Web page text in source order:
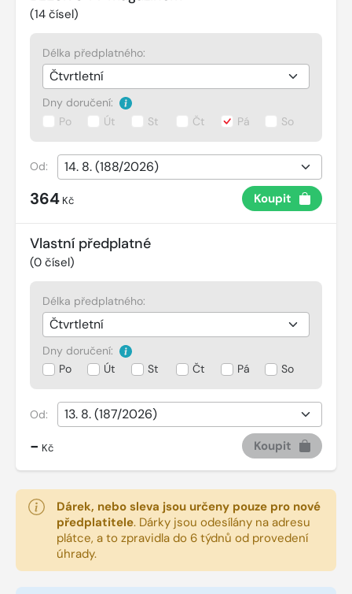
(14 čísel)
Délka předplatného:
Dny doručení:
Po
Út St Čt Pá So
Od:
364 Kč Koupit
Vlastní předplatné
(0 čísel)
Délka předplatného:
Dny doručení:
Po
Út St Čt Pá So
Od:
- Kč Koupit
Dárek, nebo sleva jsou určeny pouze pro nové
předplatitele. Dárky jsou odesílány na adresu
plátce, a to zpravidla do 6 týdnů od provedení
úhrady.